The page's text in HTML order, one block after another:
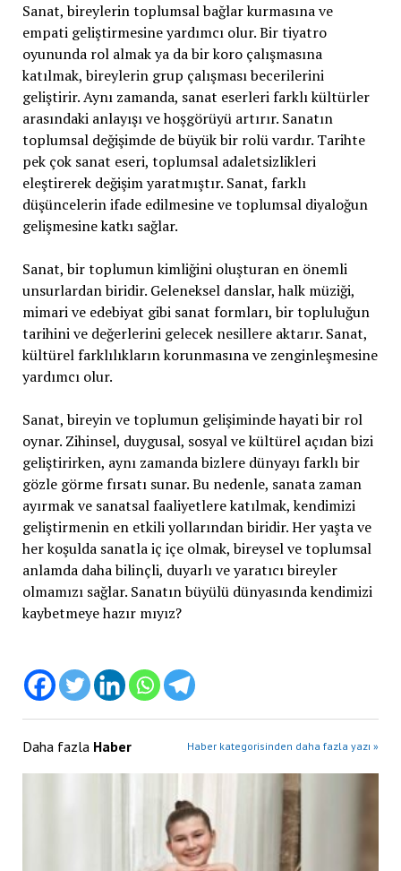
Sanat, bireylerin toplumsal bağlar kurmasına ve
empati geliştirmesine yardımcı olur. Bir tiyatro
oyununda rol almak ya da bir koro çalışmasına
katılmak, bireylerin grup çalışması becerilerini
geliştirir. Aynı zamanda, sanat eserleri farklı kültürler
arasındaki anlayışı ve hoşgörüyü artırır. Sanatın
toplumsal değişimde de büyük bir rolü vardır. Tarihte
pek çok sanat eseri, toplumsal adaletsizlikleri
eleştirerek değişim yaratmıştır. Sanat, farklı
düşüncelerin ifade edilmesine ve toplumsal diyaloğun
gelişmesine katkı sağlar.
Sanat, bir toplumun kimliğini oluşturan en önemli
unsurlardan biridir. Geleneksel danslar, halk müziği,
mimari ve edebiyat gibi sanat formları, bir topluluğun
tarihini ve değerlerini gelecek nesillere aktarır. Sanat,
kültürel farklılıkların korunmasına ve zenginleşmesine
yardımcı olur.
Sanat, bireyin ve toplumun gelişiminde hayati bir rol
oynar. Zihinsel, duygusal, sosyal ve kültürel açıdan bizi
geliştirirken, aynı zamanda bizlere dünyayı farklı bir
gözle görme fırsatı sunar. Bu nedenle, sanata zaman
ayırmak ve sanatsal faaliyetlere katılmak, kendimizi
geliştirmenin en etkili yollarından biridir. Her yaşta ve
her koşulda sanatla iç içe olmak, bireysel ve toplumsal
anlamda daha bilinçli, duyarlı ve yaratıcı bireyler
olmamızı sağlar. Sanatın büyülü dünyasında kendimizi
kaybetmeye hazır mıyız?
Daha fazla Haber Haber kategorisinden daha fazla yazı »